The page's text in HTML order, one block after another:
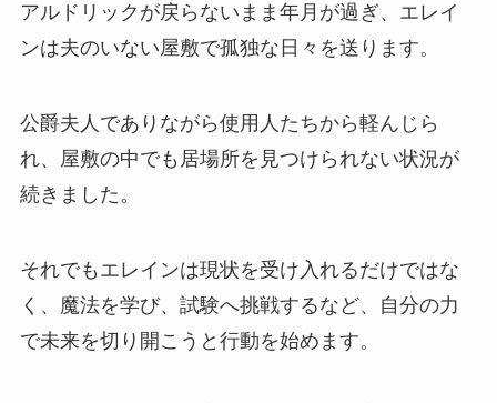
アルドリックが戻らないまま年月が過ぎ、エレイ
ンは夫のいない屋敷で孤独な日々を送ります。
公爵夫人でありながら使用人たちから軽んじら
れ、屋敷の中でも居場所を見つけられない状況が
続きました。
それでもエレインは現状を受け入れるだけではな
く、魔法を学び、試験へ挑戦するなど、自分の力
で未来を切り開こうと行動を始めます。